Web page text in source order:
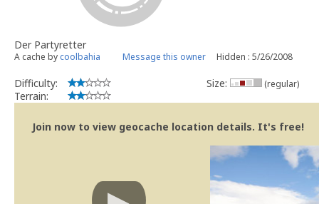
Der Partyretter
A cache by coolbahia Message this owner Hidden : 5/26/2008
Difficulty:
Terrain:
Size: (regular)
Join now to view geocache location details. It's free!